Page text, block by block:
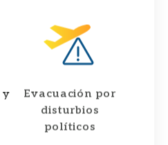
y
Evacuación por
disturbios
políticos